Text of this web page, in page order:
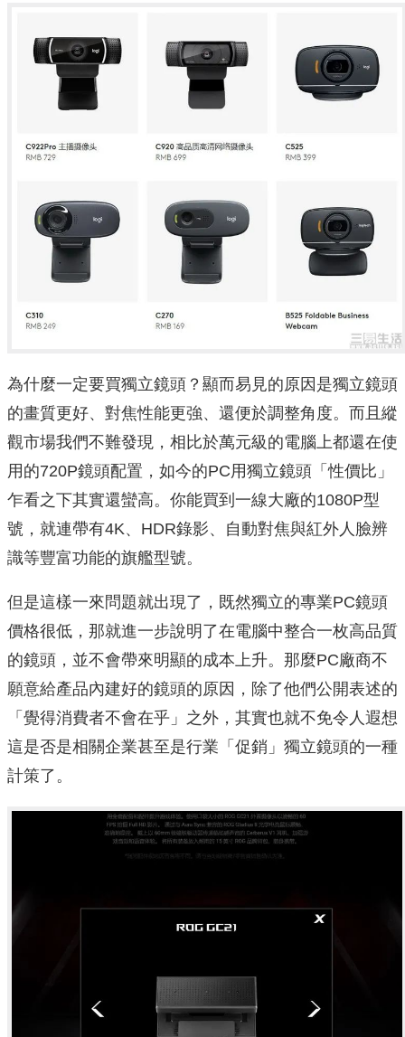
為什麼一定要買獨立鏡頭？顯而易見的原因是獨立鏡頭
的畫質更好、對焦性能更強、還便於調整角度。而且縱
觀市場我們不難發現，相比於萬元級的電腦上都還在使
用的720P鏡頭配置，如今的PC用獨立鏡頭「性價比」
乍看之下其實還蠻高。你能買到一線大廠的1080P型
號，就連帶有4K、HDR錄影、自動對焦與紅外人臉辨
識等豐富功能的旗艦型號。
但是這樣一來問題就出現了，既然獨立的專業PC鏡頭
價格很低，那就進一步說明了在電腦中整合一枚高品質
的鏡頭，並不會帶來明顯的成本上升。那麼PC廠商不
願意給產品內建好的鏡頭的原因，除了他們公開表述的
「覺得消費者不會在乎」之外，其實也就不免令人遐想
這是否是相關企業甚至是行業「促銷」獨立鏡頭的一種
計策了。